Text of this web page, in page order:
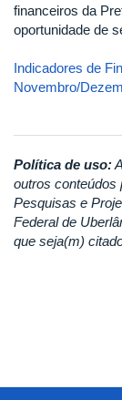
financeiros da
oportunidade de
Indicadores de
Novembro/
Política de uso:
outros conteúdos
Pesquisas e
Federal de
que seja(m)